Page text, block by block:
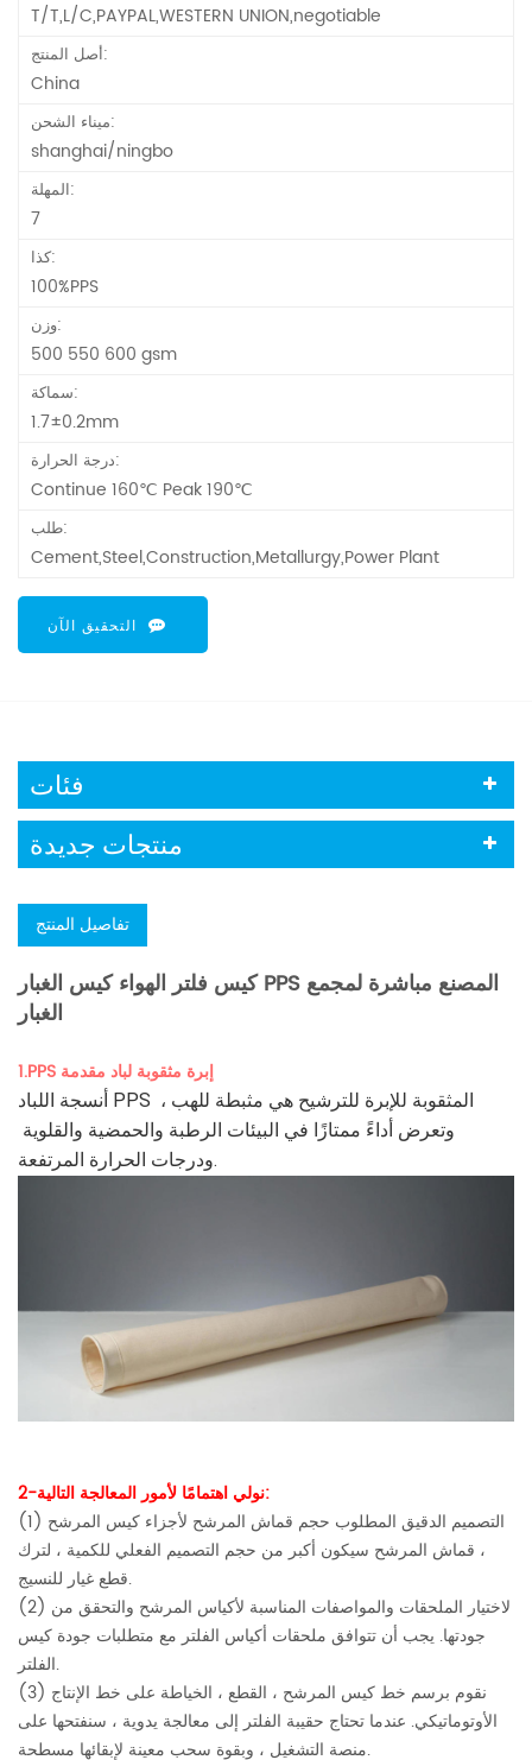
T/T,L/C,PAYPAL,WESTERN UNION,negotiable
أصل المنتج:
China
ميناء الشحن:
shanghai/ningbo
المهلة:
7
كذا:
100%PPS
وزن:
500 550 600 gsm
سماكة:
1.7±0.2mm
درجة الحرارة:
Continue 160℃ Peak 190℃
طلب:
Cement,Steel,Construction,Metallurgy,Power Plant
التحقيق الآن
فئات
منتجات جديدة
تفاصيل المنتج
كيس فلتر الهواء كيس الغبار PPS المصنع مباشرة لمجمع
الغبار
1.PPS إبرة مثقوبة لباد مقدمة
أنسجة اللباد PPS المثقوبة للإبرة للترشيح هي مثبطة للهب ،
ودرجات الحرارة المرتفعة.
2-نولي اهتمامًا لأمور المعالجة التالية:
(1) التصميم الدقيق المطلوب حجم قماش المرشح لأجزاء كيس المرشح
، قماش المرشح سيكون أكبر من حجم التصميم الفعلي للكمية ، لترك
قطع غيار للنسيج.
(2) لاختيار الملحقات والمواصفات المناسبة لأكياس المرشح والتحقق من
جودتها. يجب أن تتوافق ملحقات أكياس الفلتر مع متطلبات جودة كيس
الفلتر.
(3) نقوم برسم خط كيس المرشح ، القطع ، الخياطة على خط الإنتاج
الأوتوماتيكي. عندما تحتاج حقيبة الفلتر إلى معالجة يدوية ، سنفتحها على
منصة التشغيل ، وبقوة سحب معينة لإبقائها مسطحة.